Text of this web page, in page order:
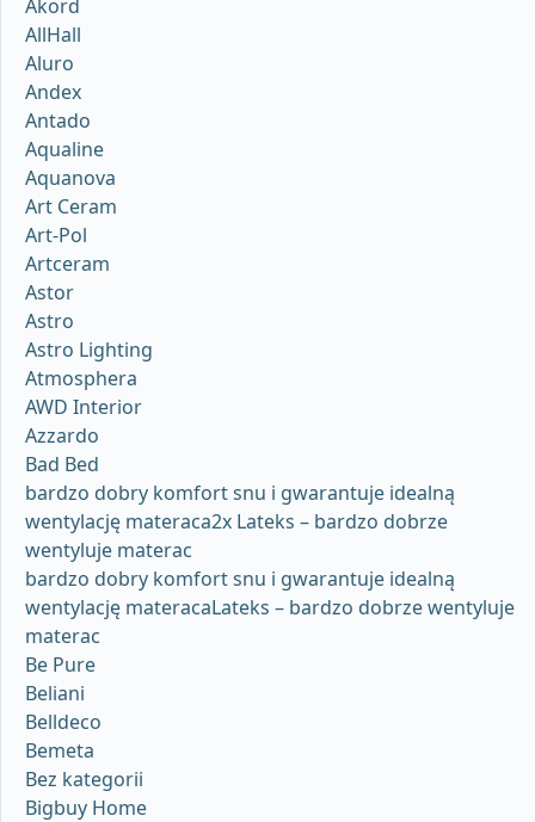
Akord
AllHall
Aluro
Andex
Antado
Aqualine
Aquanova
Art Ceram
Art-Pol
Artceram
Astor
Astro
Astro Lighting
Atmosphera
AWD Interior
Azzardo
Bad Bed
bardzo dobry komfort snu i gwarantuje idealną
wentylację materaca2x Lateks – bardzo dobrze
wentyluje materac
bardzo dobry komfort snu i gwarantuje idealną
wentylację materacaLateks – bardzo dobrze wentyluje
materac
Be Pure
Beliani
Belldeco
Bemeta
Bez kategorii
Bigbuy Home